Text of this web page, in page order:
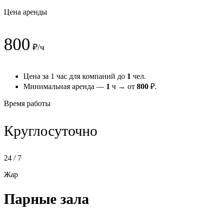
Цена аренды
800 ₽/ч
Цена за 1 час для компаний до 1 чел.
Минимальная аренда — 1 ч → от 800 ₽.
Время работы
Круглосуточно
24 / 7
Жар
Парные зала